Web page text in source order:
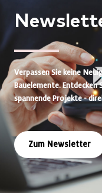
Verpassen Sie keine
Bauelemente. Entdecken
spannende Projekte -
Zum Newsletter